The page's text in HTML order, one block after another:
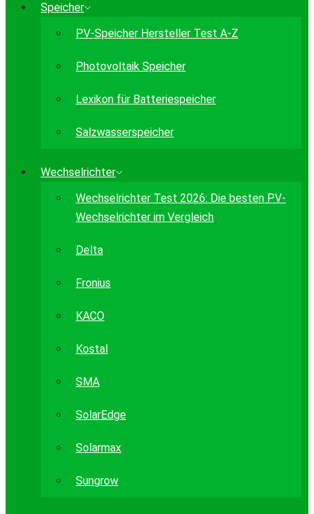
Speicher
PV-Speicher Hersteller Test A-Z
Photovoltaik Speicher
Lexikon für Batteriespeicher
Salzwasserspeicher
Wechselrichter
Wechselrichter Test 2026: Die besten PV-
Wechselrichter im Vergleich
Delta
Fronius
KACO
Kostal
SMA
SolarEdge
Solarmax
Sungrow